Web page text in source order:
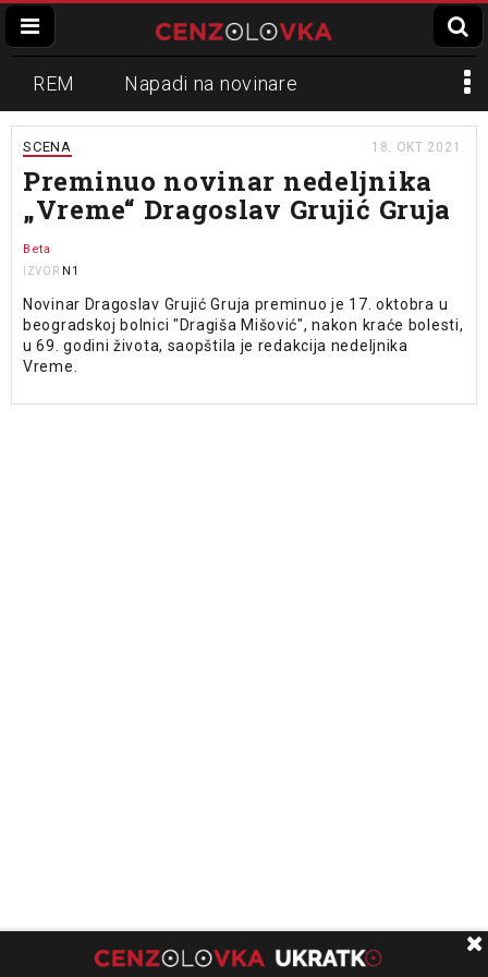
REM Napadi na novinare
Zvučni top
Propaganda Lokalni mediji
Informer
SCENA 18. OKT 2021.
Preminuo novinar nedeljnika
„Vreme“ Dragoslav Grujić Gruja
Beta
IZVOR N1
Novinar Dragoslav Grujić Gruja preminuo je 17. oktobra u
beogradskoj bolnici "Dragiša Mišović", nakon kraće bolesti,
u 69. godini života, saopštila je redakcija nedeljnika
Vreme.